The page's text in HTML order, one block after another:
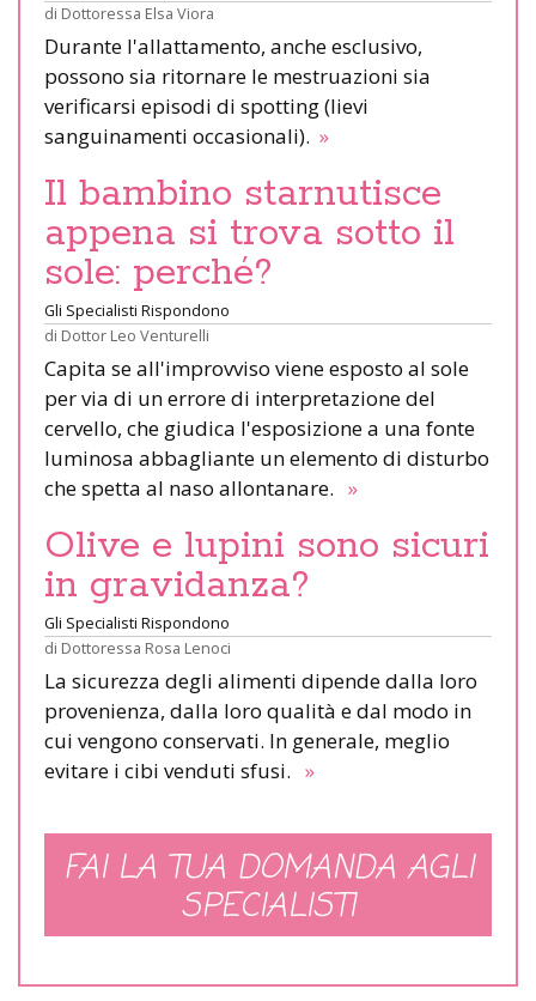
di Dottoressa Elsa Viora
Durante l'allattamento, anche esclusivo,
possono sia ritornare le mestruazioni sia
verificarsi episodi di spotting (lievi
sanguinamenti occasionali). »
Il bambino starnutisce
appena si trova sotto il
sole: perché?
Gli Specialisti Rispondono
di Dottor Leo Venturelli
Capita se all'improvviso viene esposto al sole
per via di un errore di interpretazione del
cervello, che giudica l'esposizione a una fonte
luminosa abbagliante un elemento di disturbo
che spetta al naso allontanare. »
Olive e lupini sono sicuri
in gravidanza?
Gli Specialisti Rispondono
di Dottoressa Rosa Lenoci
La sicurezza degli alimenti dipende dalla loro
provenienza, dalla loro qualità e dal modo in
cui vengono conservati. In generale, meglio
evitare i cibi venduti sfusi. »
FAI LA TUA DOMANDA AGLI
SPECIALISTI